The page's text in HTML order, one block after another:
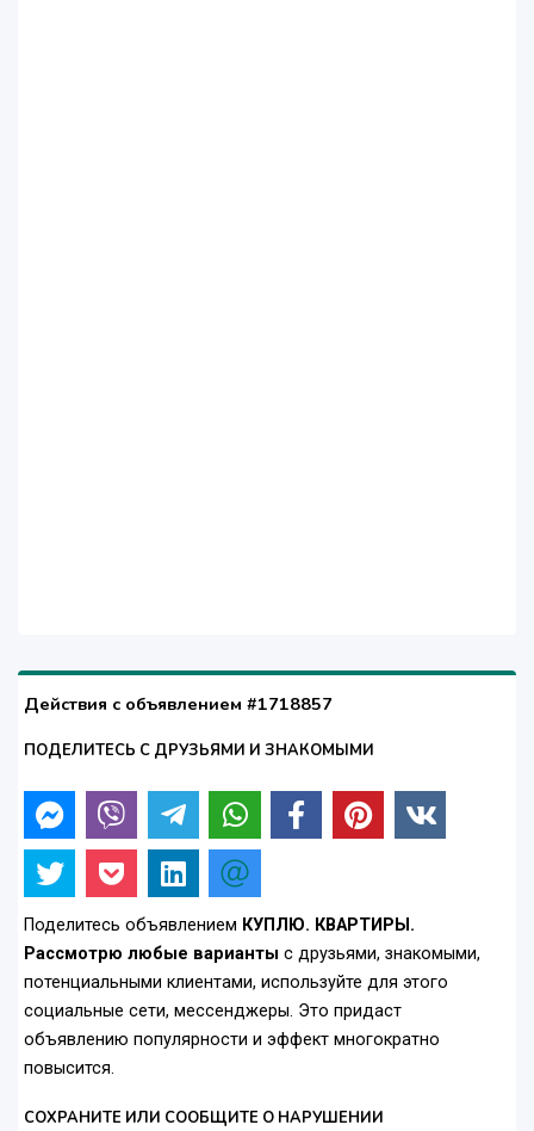
Действия с объявлением #1718857
ПОДЕЛИТЕСЬ С ДРУЗЬЯМИ И ЗНАКОМЫМИ
Поделитесь объявлением КУПЛЮ. КВАРТИРЫ.
Рассмотрю любые варианты с друзьями, знакомыми,
потенциальными клиентами, используйте для этого
социальные сети, мессенджеры. Это придаст
объявлению популярности и эффект многократно
повысится.
СОХРАНИТЕ ИЛИ СООБЩИТЕ О НАРУШЕНИИ